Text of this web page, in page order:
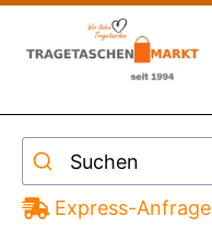
Suchen
Express-Anfrage